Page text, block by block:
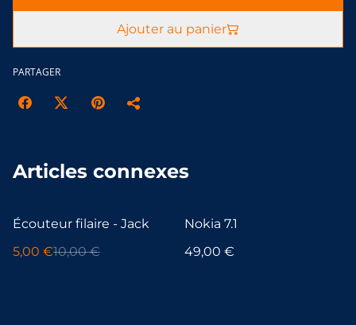
Ajouter au panier
PARTAGER
Articles connexes
%
Écouteur filaire - Jack
5,00 €10,00 €
Nokia 7.1
49,00 €